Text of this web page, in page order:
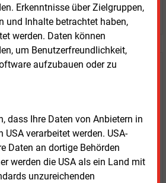
Erkenntnisse über Zielgruppen,
und Inhalte betrachtet haben,
werden. Daten können
um Benutzerfreundlichkeit,
aufzubauen oder zu
dass Ihre Daten von Anbietern in
verarbeitet werden. USA-
Daten an dortige Behörden
werden die USA als ein Land mit
unzureichenden
TESTEN